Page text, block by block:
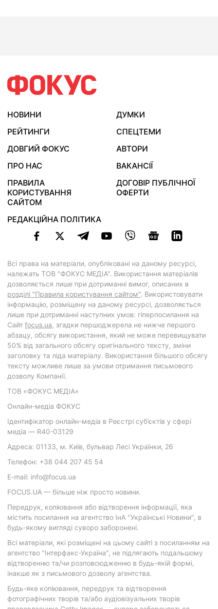
НОВИНИ
ДУМКИ
РЕЙТИНГИ
СПЕЦТЕМИ
ДОВГИЙ ФОКУС
АВТОРИ
ПРО НАС
ВАКАНСІЇ
ПРАВИЛА
КОРИСТУВАННЯ
САЙТОМ
ДОГОВІР ПУБЛІЧНОЇ
ОФЕРТИ
РЕДАКЦІЙНА ПОЛІТИКА
Всі права на матеріали, опубліковані на даному ресурсі,
належать ТОВ "ФОКУС МЕДІА". Використання матеріалів
дозволяється лише при дотриманні вимог, описаних в
розділі "Правила користування сайтом". Використовувати
інформацію, розміщену на даному ресурсі, дозволяється
лише при дотриманні наступних умов: гіперпосилання на
Cайт focus.ua, згадки першоджерела не нижче першого
абзацу, обсягу використання, який не може перевищувати
50% від загального обсягу оригінального тексту, зміни
заголовку та ліда матеріалу. Використання більшого обсягу
тексту можливе лише за умови отримання письмового
дозволу Компанії.
ТОВ «ФОКУС МЕДІА»
Онлайн-медіа ФОКУС
Ідентифікатор онлайн-медіа в Реєстрі суб’єктів у сфері
медіа — R40-03129
Адреса: 01133, м. Київ, бульвар Лесі Українки, 26
Телефон: +38 044 207 45 54
E-mail: info@focus.ua
FOCUS.UA — більше ніж просто новини.
Передрук, копіювання або відтворення інформації, яка
містить посилання на агентство ІнА "Українські Новини", в
будь-якому вигляді суворо заборонені.
Всі матеріали, які розміщені на цьому сайті з посиланням на
агентство "Інтерфакс-Україна", не підлягають подальшому
відтворенню та/чи розповсюдженню в будь-якій формі,
інакше як з письмового дозволу агентства.
Будь-яке копіювання, передрук та відтворення
фотографічних творів та/або аудіовізуальних творів